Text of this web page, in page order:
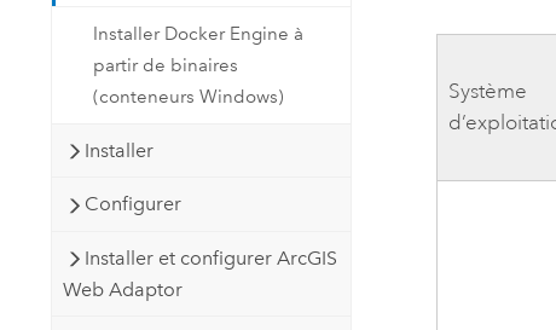
Installer Docker Engine à
partir de binaires
(conteneurs Windows)
Installer
Configurer
Installer et configurer ArcGIS
Web Adaptor
Système